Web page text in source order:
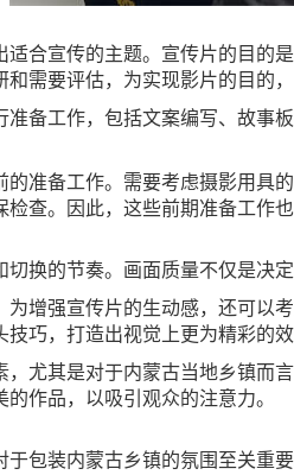
合宣传的主题。宣传片的目的
需要评估，为实现影片的目的
备工作，包括文案编写、故事
准备工作。需要考虑摄影用具
查。因此，这些前期准备工作也
换的节奏。画面质量不仅是决
增强宣传片的生动感，还可
巧，打造出视觉上更为精彩的
尤其是对于内蒙古当地乡镇而
作品，以吸引观众的注意力。
包装内蒙古乡镇的氛围至关重